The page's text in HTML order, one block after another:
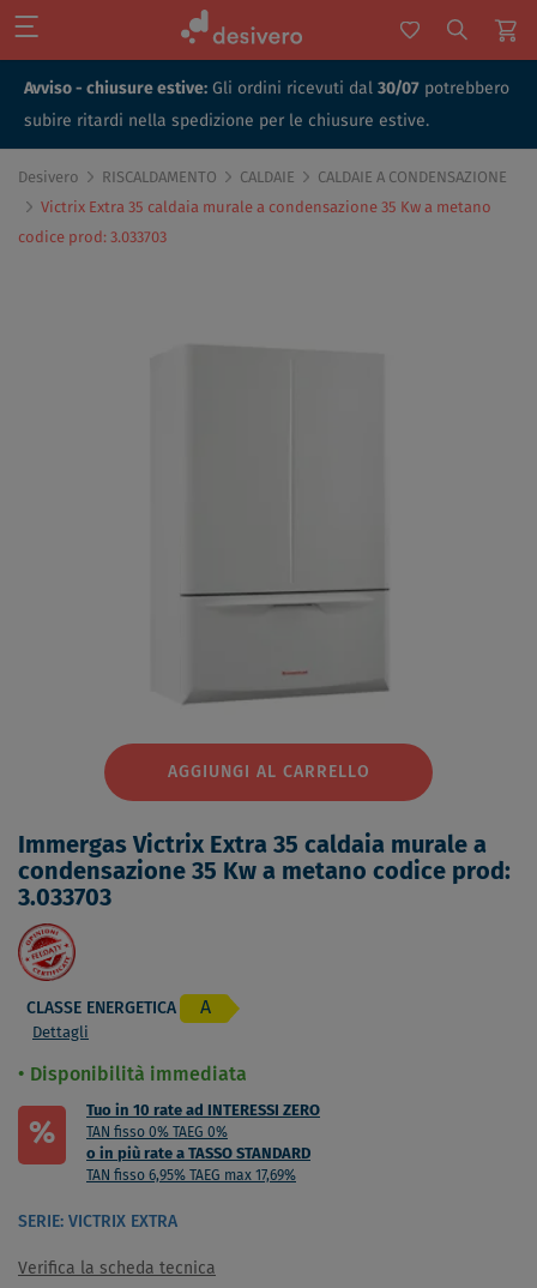
Avviso - chiusure estive: Gli ordini ricevuti dal 30/07 potrebbero
subire ritardi nella spedizione per le chiusure estive.
Desivero RISCALDAMENTO CALDAIE
CALDAIE A CONDENSAZIONE
Victrix Extra 35 caldaia murale a condensazione 35 Kw a metano
codice prod: 3.033703
AGGIUNGI AL CARRELLO
Immergas Victrix Extra 35 caldaia murale a
condensazione 35 Kw a metano codice prod:
3.033703
CLASSE ENERGETICA A
Dettagli
Disponibilità immediata
%
Tuo in 10 rate ad INTERESSI ZERO
TAN fisso 0% TAEG 0%
o in più rate a TASSO STANDARD
TAN fisso 6,95% TAEG max 17,69%
SERIE: VICTRIX EXTRA
Verifica la scheda tecnica